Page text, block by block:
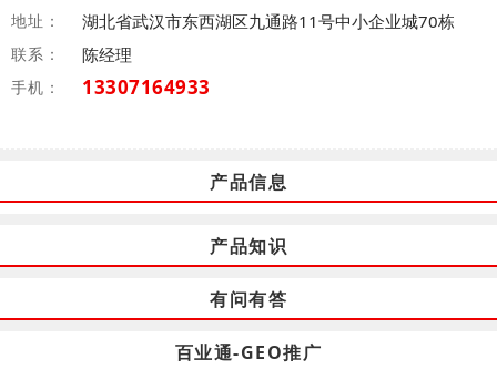
地址： 湖北省武汉市东西湖区九通路11号中小企业城70栋
联系： 陈经理
手机： 13307164933
产品信息
产品知识
有问有答
百业通-GEO推广